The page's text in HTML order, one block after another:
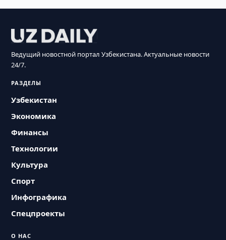
Ведущий новостной портал Узбекистана. Актуальные новости
24/7.
РАЗДЕЛЫ
Узбекистан
Экономика
Финансы
Технологии
Культура
Спорт
Инфографика
Спецпроекты
О НАС